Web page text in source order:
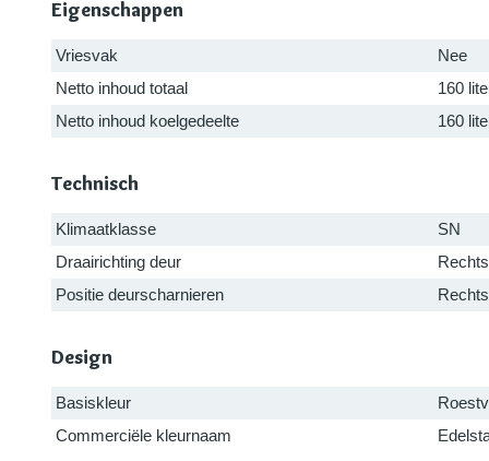
Eigenschappen
Vriesvak
Nee
Netto inhoud totaal
160
Netto inhoud koelgedeelte
160
Technisch
Klimaatklasse
SN
Draairichting deur
Rechts
Positie deurscharnieren
Rechts
Design
Basiskleur
Commerciële kleurnaam